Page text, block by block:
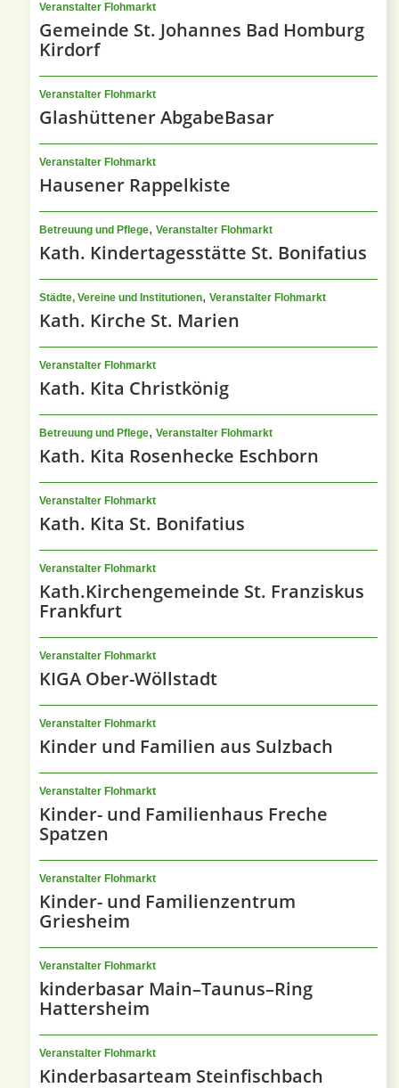
Veranstalter Flohmarkt
Gemeinde St. Johannes Bad Homburg
Kirdorf
Veranstalter Flohmarkt
Glashüttener AbgabeBasar
Veranstalter Flohmarkt
Hausener Rappelkiste
Betreuung und Pflege, Veranstalter Flohmarkt
Kath. Kindertagesstätte St. Bonifatius
Städte, Vereine und Institutionen, Veranstalter Flohmarkt
Kath. Kirche St. Marien
Veranstalter Flohmarkt
Kath. Kita Christkönig
Betreuung und Pflege, Veranstalter Flohmarkt
Kath. Kita Rosenhecke Eschborn
Veranstalter Flohmarkt
Kath. Kita St. Bonifatius
Veranstalter Flohmarkt
Kath.Kirchengemeinde St. Franziskus
Frankfurt
Veranstalter Flohmarkt
KIGA Ober-Wöllstadt
Veranstalter Flohmarkt
Kinder und Familien aus Sulzbach
Veranstalter Flohmarkt
Kinder- und Familienhaus Freche
Spatzen
Veranstalter Flohmarkt
Kinder- und Familienzentrum
Griesheim
Veranstalter Flohmarkt
kinderbasar Main–Taunus–Ring
Hattersheim
Veranstalter Flohmarkt
Kinderbasarteam Steinfischbach